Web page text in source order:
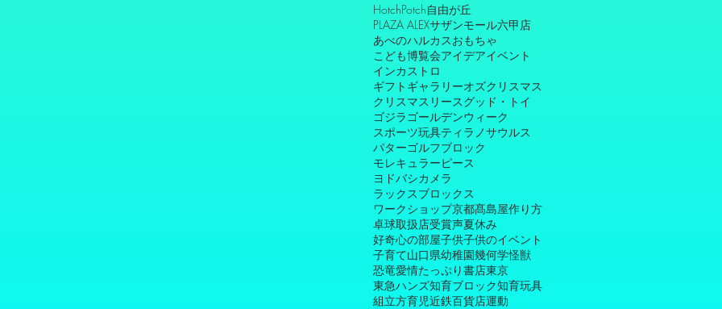
HotchPotch自由が丘
PLAZA ALEXサザンモール六甲店
あべのハルカスおもちゃ
こども博覧会アイデアイベント
インカストロ
ギフトギャラリーオズクリスマス
クリスマスリースグッド・トイ
ゴジラ ゴールデンウィーク
スポーツ玩具ティラノサウルス
パターゴルフブロック
モレキュラーピース
ヨドバシカメラ
ラックスブロックス
ワークショップ京都髙島屋作り方
卓球取扱店受賞声夏休み
好奇心の部屋子供子供のイベント
子育て山口県幼稚園幾何学怪獣
恐竜愛情たっぷり書店東京
東急ハンズ知育ブロック知育玩具
組立方育児近鉄百貨店運動